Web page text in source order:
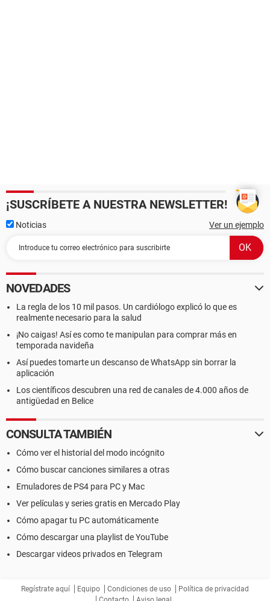
¡SUSCRÍBETE A NUESTRA NEWSLETTER!
Noticias Ver un ejemplo
NOVEDADES
La regla de los 10 mil pasos. Un cardiólogo explicó lo que es
realmente necesario para la salud
¡No caigas! Así es como te manipulan para comprar más en
temporada navideña
Así puedes tomarte un descanso de WhatsApp sin borrar la
aplicación
Los científicos descubren una red de canales de 4.000 años de
antigüedad en Belice
CONSULTA TAMBIÉN
Cómo ver el historial del modo incógnito
Cómo buscar canciones similares a otras
Emuladores de PS4 para PC y Mac
Ver películas y series gratis en Mercado Play
Cómo apagar tu PC automáticamente
Cómo descargar una playlist de YouTube
Descargar videos privados en Telegram
Regístrate aquí Equipo Condiciones de uso
Política de privacidad